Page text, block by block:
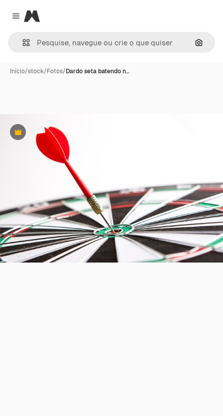
Close menu
Magnific
Início/stock/Fotos/Dardo seta batendo n…
Premium